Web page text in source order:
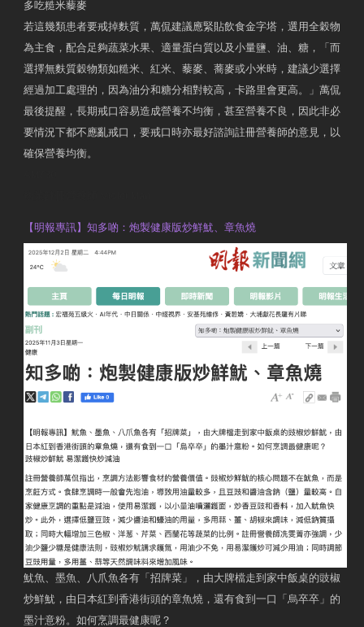
多吃糙米藜麥
若這幾類患者要戒掉麩質，萬侃建議應緊貼飲食金字塔，選用全穀物
為主食，配合足夠蔬菜水果、適量蛋白質以及小量鹽、油、糖，「而
選擇無麩質穀物類如糙米、紅米、藜麥、蕎麥或小米時，建議少選擇
經過加工處理的，因為油分和糖分相對較高，卡路里會更高。」萬侃
最後提醒，長期戒口容易造成營養不均衡，甚至營養不良，因此非必
要情況下都不應亂戒口，要戒口時亦最好諮詢註冊營養師的意見，以
確保營養均衡。
【明報專訊】知多啲：炮製健康版炒鮮魷、章魚燒
魷魚、墨魚、八爪魚各有「招牌菜」，由大牌檔走到家中飯桌的豉椒
炒鮮魷，由日本紅到香港街頭的章魚燒，還有食到一口「烏卒卒」的
墨汁意粉。如何烹調最健康呢？